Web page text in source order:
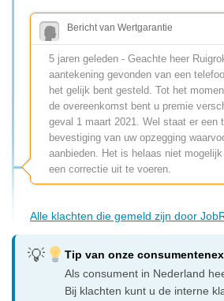
Bericht van Wertgarantie
5 jaren geleden - Geachte heer
aantekening gevonden van een
het gelijk bent gesteld. Tot het
de overeenkomst bent u premie
geval 1 maart 2021. Wel staat er een
bevestiging van uw opzegging
aanbieden. Het is helaas niet
een correctie uit te voeren.
Alle klachten die gemeld zijn door
Tip van onze
Als consument in Nederland
Bij klachten kunt u de interne